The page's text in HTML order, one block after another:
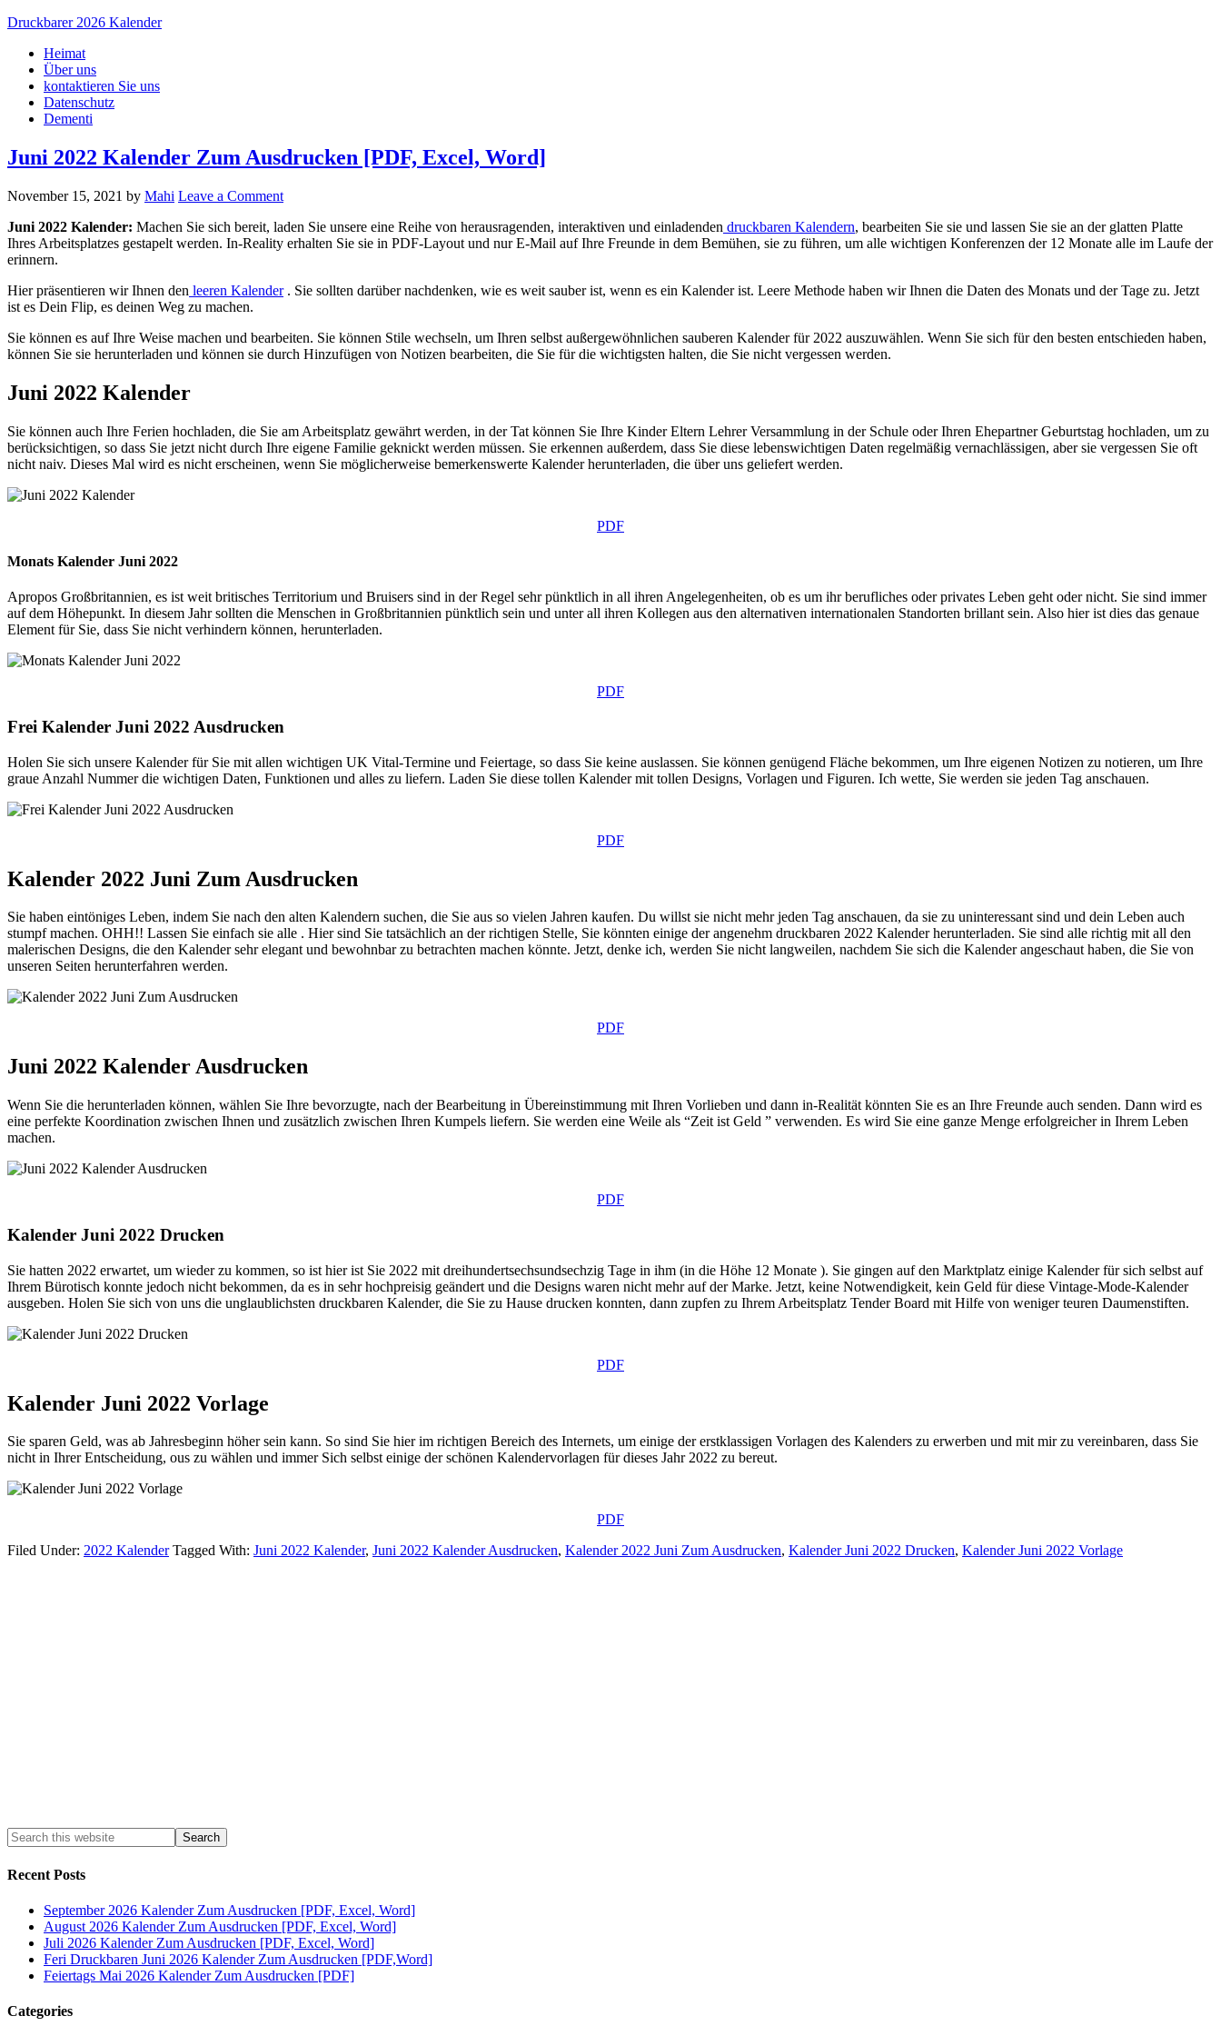
Druckbarer 2026 Kalender
Heimat
Über uns
kontaktieren Sie uns
Datenschutz
Dementi
Juni 2022 Kalender Zum Ausdrucken [PDF, Excel, Word]
November 15, 2021 by Mahi Leave a Comment
Juni 2022 Kalender: Machen Sie sich bereit, laden Sie unsere eine Reihe von herausragenden, interaktiven und einladenden druckbaren Kalendern, bearbeiten Sie sie und lassen Sie sie an der glatten Platte
Ihres Arbeitsplatzes gestapelt werden. In-Reality erhalten Sie sie in PDF-Layout und nur E-Mail auf Ihre Freunde in dem Bemühen, sie zu führen, um alle wichtigen Konferenzen der 12 Monate alle im Laufe der
erinnern.
Hier präsentieren wir Ihnen den leeren Kalender. Sie sollten darüber nachdenken, wie es weit sauber ist, wenn es ein Kalender ist. Leere Methode haben wir Ihnen die Daten des Monats und der Tage zu. Jetzt
ist es Dein Flip, es deinen Weg zu machen.
Sie können es auf Ihre Weise machen und bearbeiten. Sie können Stile wechseln, um Ihren selbst außergewöhnlichen sauberen Kalender für 2022 auszuwählen. Wenn Sie sich für den besten entschieden haben,
können Sie sie herunterladen und können sie durch Hinzufügen von Notizen bearbeiten, die Sie für die wichtigsten halten, die Sie nicht vergessen werden.
Juni 2022 Kalender
Sie können auch Ihre Ferien hochladen, die Sie am Arbeitsplatz gewährt werden, in der Tat können Sie Ihre Kinder Eltern Lehrer Versammlung in der Schule oder Ihren Ehepartner Geburtstag hochladen, um zu
berücksichtigen, so dass Sie jetzt nicht durch Ihre eigene Familie geknickt werden müssen. Sie erkennen außerdem, dass Sie diese lebenswichtigen Daten regelmäßig vernachlässigen, aber sie vergessen Sie oft
nicht naiv. Dieses Mal wird es nicht erscheinen, wenn Sie möglicherweise bemerkenswerte Kalender herunterladen, die über uns geliefert werden.
PDF
Monats Kalender Juni 2022
Apropos Großbritannien, es ist weit britisches Territorium und Bruisers sind in der Regel sehr pünktlich in all ihren Angelegenheiten, ob es um ihr berufliches oder privates Leben geht oder nicht. Sie sind immer
auf dem Höhepunkt. In diesem Jahr sollten die Menschen in Großbritannien pünktlich sein und unter all ihren Kollegen aus den alternativen internationalen Standorten brillant sein. Also hier ist dies das genaue
Element für Sie, dass Sie nicht verhindern können, herunterladen.
PDF
Frei Kalender Juni 2022 Ausdrucken
Holen Sie sich unsere Kalender für Sie mit allen wichtigen UK Vital-Termine und Feiertage, so dass Sie keine auslassen. Sie können genügend Fläche bekommen, um Ihre eigenen Notizen zu notieren, um Ihre
graue Anzahl Nummer die wichtigen Daten, Funktionen und alles zu liefern. Laden Sie diese tollen Kalender mit tollen Designs, Vorlagen und Figuren. Ich wette, Sie werden sie jeden Tag anschauen.
PDF
Kalender 2022 Juni Zum Ausdrucken
Sie haben eintöniges Leben, indem Sie nach den alten Kalendern suchen, die Sie aus so vielen Jahren kaufen. Du willst sie nicht mehr jeden Tag anschauen, da sie zu uninteressant sind und dein Leben auch
stumpf machen. OHH!! Lassen Sie einfach sie alle . Hier sind Sie tatsächlich an der richtigen Stelle, Sie könnten einige der angenehm druckbaren 2022 Kalender herunterladen. Sie sind alle richtig mit all den
malerischen Designs, die den Kalender sehr elegant und bewohnbar zu betrachten machen könnte. Jetzt, denke ich, werden Sie nicht langweilen, nachdem Sie sich die Kalender angeschaut haben, die Sie von
unseren Seiten herunterfahren werden.
PDF
Juni 2022 Kalender Ausdrucken
Wenn Sie die herunterladen können, wählen Sie Ihre bevorzugte, nach der Bearbeitung in Übereinstimmung mit Ihren Vorlieben und dann in-Realität könnten Sie es an Ihre Freunde auch senden. Dann wird es
eine perfekte Koordination zwischen Ihnen und zusätzlich zwischen Ihren Kumpels liefern. Sie werden eine Weile als “Zeit ist Geld ” verwenden. Es wird Sie eine ganze Menge erfolgreicher in Ihrem Leben
machen.
PDF
Kalender Juni 2022 Drucken
Sie hatten 2022 erwartet, um wieder zu kommen, so ist hier ist Sie 2022 mit dreihundertsechsundsechzig Tage in ihm (in die Höhe 12 Monate ). Sie gingen auf den Marktplatz einige Kalender für sich selbst auf
Ihrem Bürotisch konnte jedoch nicht bekommen, da es in sehr hochpreisig geändert und die Designs waren nicht mehr auf der Marke. Jetzt, keine Notwendigkeit, kein Geld für diese Vintage-Mode-Kalender
ausgeben. Holen Sie sich von uns die unglaublichsten druckbaren Kalender, die Sie zu Hause drucken konnten, dann zupfen zu Ihrem Arbeitsplatz Tender Board mit Hilfe von weniger teuren Daumenstiften.
PDF
Kalender Juni 2022 Vorlage
Sie sparen Geld, was ab Jahresbeginn höher sein kann. So sind Sie hier im richtigen Bereich des Internets, um einige der erstklassigen Vorlagen des Kalenders zu erwerben und mit mir zu vereinbaren, dass Sie
nicht in Ihrer Entscheidung, ous zu wählen und immer Sich selbst einige der schönen Kalendervorlagen für dieses Jahr 2022 zu bereut.
PDF
Filed Under: 2022 Kalender Tagged With: Juni 2022 Kalender, Juni 2022 Kalender Ausdrucken, Kalender 2022 Juni Zum Ausdrucken, Kalender Juni 2022 Drucken, Kalender Juni 2022 Vorlage
Recent Posts
September 2026 Kalender Zum Ausdrucken [PDF, Excel, Word]
August 2026 Kalender Zum Ausdrucken [PDF, Excel, Word]
Juli 2026 Kalender Zum Ausdrucken [PDF, Excel, Word]
Feri Druckbaren Juni 2026 Kalender Zum Ausdrucken [PDF,Word]
Feiertags Mai 2026 Kalender Zum Ausdrucken [PDF]
Categories